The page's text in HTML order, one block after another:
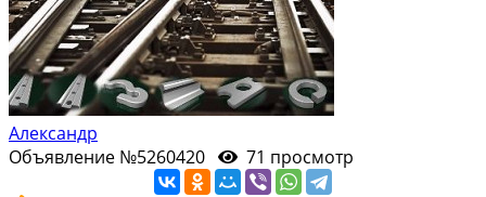
Александр
Объявление №5260420
71 просмотр